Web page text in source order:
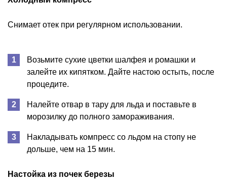
Снимает отек при регулярном использовании.
Возьмите сухие цветки шалфея и ромашки и
залейте их кипятком. Дайте настою остыть, после
процедите.
Налейте отвар в тару для льда и поставьте в
морозилку до полного замораживания.
Накладывать компресс со льдом на стопу не
дольше, чем на 15 мин.
Настойка из почек березы